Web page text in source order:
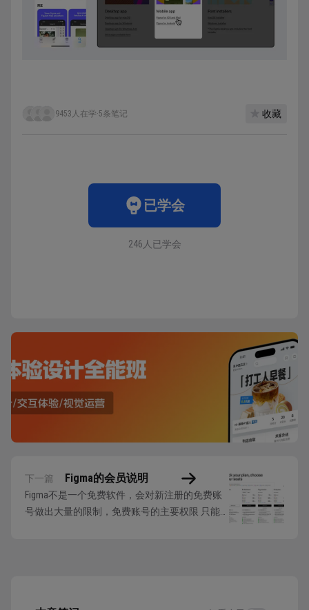
9453人在学·5条笔记 收藏
已学会
246人已学会
下一篇 Figma的会员说明
Figma不是一个免费软件，会对新注册的免费账
号做出大量的限制，免费账号的主要权限 只能